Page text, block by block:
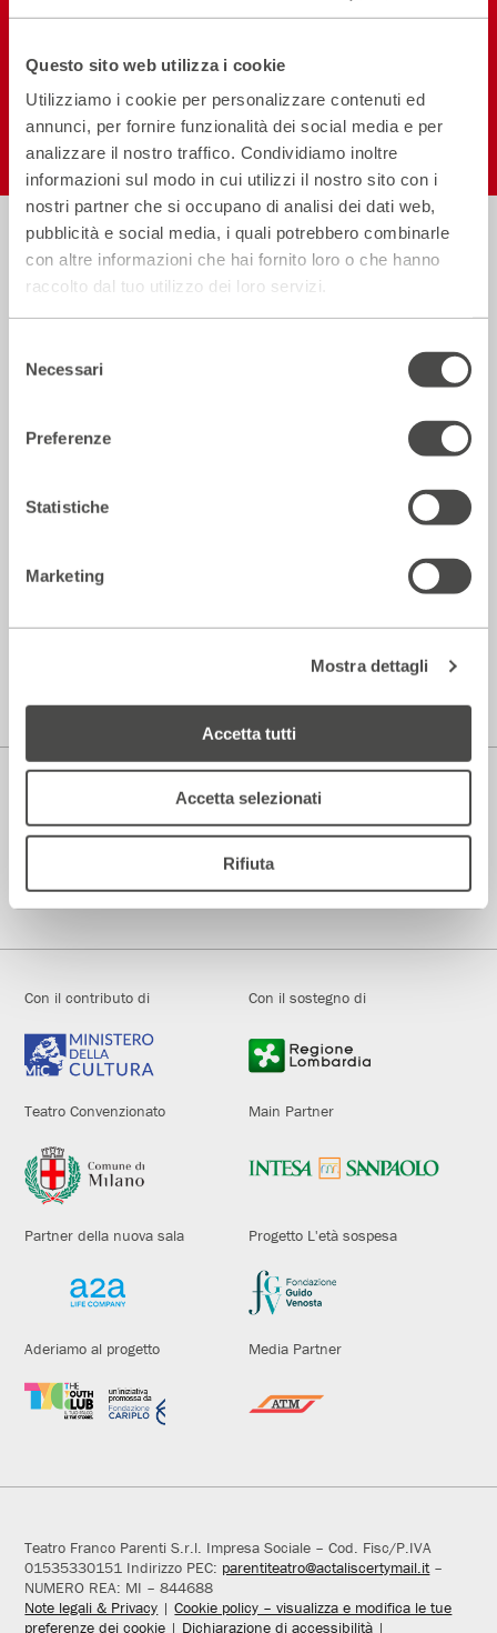
Questo sito web utilizza i cookie
Utilizziamo i cookie per personalizzare contenuti ed
annunci, per fornire funzionalità dei social media e per
analizzare il nostro traffico. Condividiamo inoltre
informazioni sul modo in cui utilizzi il nostro sito con i
nostri partner che si occupano di analisi dei dati web,
pubblicità e social media, i quali potrebbero combinarle
con altre informazioni che hai fornito loro o che hanno
raccolto dal tuo utilizzo dei loro servizi.
delNecessari
Preferenze
Statistiche
Marketing
Mostra dettagli
Accetta tutti
Accetta selezionati
Rifiuta
Seguici sui social
Informazioni
utili
Biglietteria
02.59995206
Orari in vigore dall’1 al 31 Luglio
Dom:
apertura del solo botteghino un’ora prima dell’inizio
Indirizzo
Via Pier Lombardo 14
Teatro di Rilevante Interesse Culturale
Fondato e diretto dal 1972 da Andrée Ruth Shammah
Con il contributo di Con il sostegno di
Teatro Convenzionato Main Partner
Partner della nuova sala Progetto L'età sospesa
Aderiamo al progetto Media Partner
Teatro Franco Parenti S.r.l. Impresa Sociale – Cod. Fisc/P.IVA
01535330151 Indirizzo PEC: parentiteatro@actaliscertymail.it–
NUMERO REA: MI – 844688
Note legali & Privacy |Cookie policy – visualizza e modifica le tue
preferenze dei cookie | Dichiarazione di accessibilità |